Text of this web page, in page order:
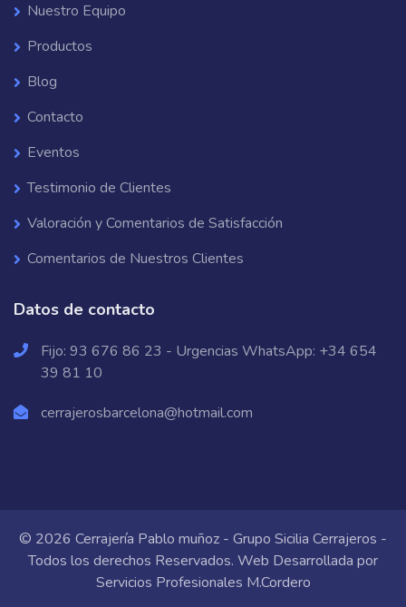
Nuestro Equipo
Productos
Blog
Contacto
Eventos
Testimonio de Clientes
Valoración y Comentarios de Satisfacción
Comentarios de Nuestros Clientes
Datos de contacto
Fijo: 93 676 86 23 - Urgencias WhatsApp: +34 654
39 81 10
cerrajerosbarcelona@hotmail.com
© 2026 Cerrajería Pablo muñoz - Grupo Sicilia Cerrajeros -
Todos los derechos Reservados. Web Desarrollada por
Servicios Profesionales M.Cordero